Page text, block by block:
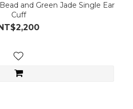
and Green Jade Single Ear
Cuff